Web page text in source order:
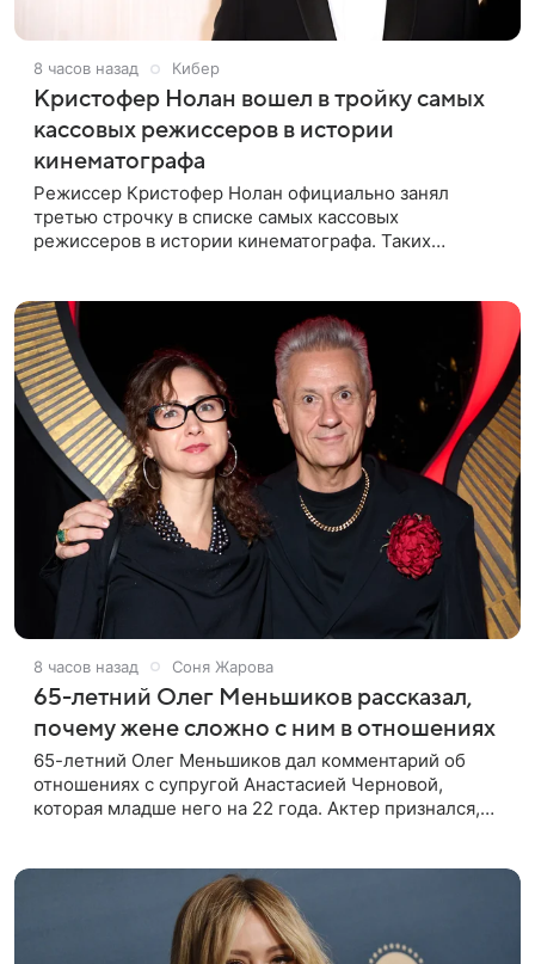
8 часов назад Кибер
Кристофер Нолан вошел в тройку самых
кассовых режиссеров в истории
кинематографа
Режиссер Кристофер Нолан официально занял
третью строчку в списке самых кассовых
режиссеров в истории кинематографа. Таких
8 часов назад Соня Жарова
65-летний Олег Меньшиков рассказал,
почему жене сложно с ним в отношениях
65-летний Олег Меньшиков дал комментарий об
отношениях с супругой Анастасией Черновой,
которая младше него на 22 года. Актер признался,